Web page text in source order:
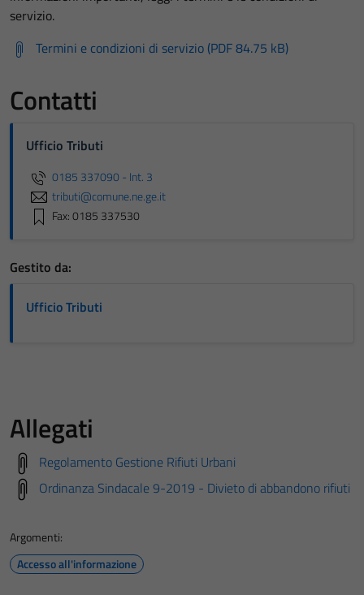
servizio.
Termini e condizioni di servizio (PDF 84.75 kB)
Contatti
Ufficio Tributi
0185 337090 - Int. 3
tributi@comune.ne.ge.it
Fax: 0185 337530
Gestito da:
Ufficio Tributi
Allegati
Regolamento Gestione Rifiuti Urbani
Ordinanza Sindacale 9-2019 - Divieto di abbandono rifiuti
Argomenti:
Accesso all'informazione